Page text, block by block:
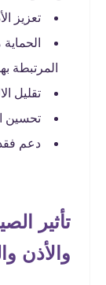
تعزيز
المرتبطة
تقليل
تحسين
دعم
تأثير
والأذن